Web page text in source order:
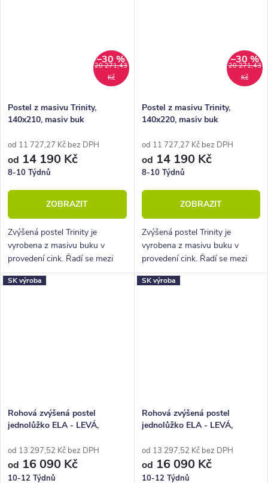
20 271,43
Kč
–30 %
Postel z masivu Trinity,
140x210, masiv buk
od 11 727,27 Kč bez DPH
od 14 190 Kč
8-10 Týdnů
ZOBRAZIT
Zvýšená postel Trinity je
vyrobena z masivu buku v
provedení cink. Řadí se mezi
kvalitní české výrobky
nábytkové řady HappyBed. U
20 271,43
Kč
–30 %
Postel z masivu Trinity,
140x220, masiv buk
od 11 727,27 Kč bez DPH
od 14 190 Kč
8-10 Týdnů
ZOBRAZIT
Zvýšená postel Trinity je
vyrobena z masivu buku v
provedení cink. Řadí se mezi
kvalitní české výrobky
nábytkové řady HappyBed. U
SK výroba
Rohová zvýšená postel
jednolůžko ELA - LEVÁ,
od 13 297,52 Kč bez DPH
od 16 090 Kč
10-12 Týdnů
SK výroba
Rohová zvýšená postel
jednolůžko ELA - LEVÁ,
od 13 297,52 Kč bez DPH
od 16 090 Kč
10-12 Týdnů